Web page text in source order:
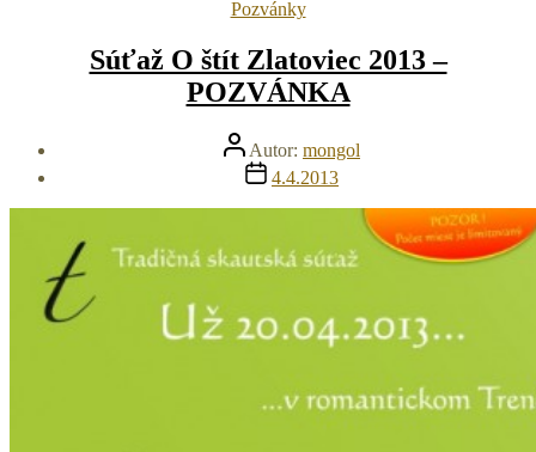
Kategórie
Pozvánky
Súťaž O štít Zlatoviec 2013 –
POZVÁNKA
Autor
článku
Autor: mongol
Dátum
článku
4.4.2013